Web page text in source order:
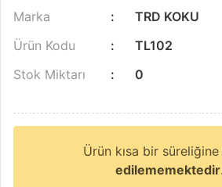
Marka
TRD KOKU
Ürün Kodu
TL102
Stok Miktarı
0
Ürün kısa bir
edilememektedir.